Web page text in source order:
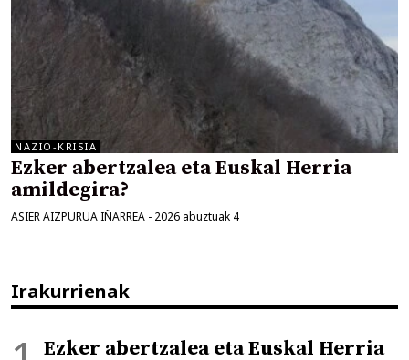
NAZIO-KRISIA
Ezker abertzalea eta Euskal Herria
amildegira?
ASIER AIZPURUA IÑARREA - 2026 abuztuak 4
Irakurrienak
Ezker abertzalea eta Euskal Herria